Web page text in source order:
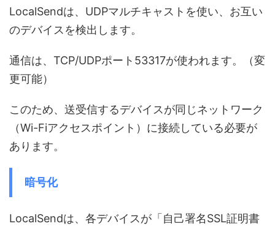
LocalSendは、UDPマルチキャストを使い、お互い
のデバイスを検出します。
通信は、TCP/UDPポート53317が使われます。（変
更可能）
このため、送受信するデバイスが同じネットワーク
（Wi-Fiアクセスポイント）に接続している必要が
あります。
暗号化
LocalSendは、各デバイスが「自己署名SSL証明書